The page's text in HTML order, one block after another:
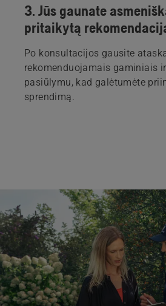
3. Jūs gaunate
pritaikytą
Po konsultacijos gausite
rekomenduojamais gaminiais
pasiūlymu, kad galėtumėte
sprendimą.